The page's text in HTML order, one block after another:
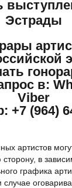
Эстрады
в:
Viber
+7 (964)
артистов
в
графика